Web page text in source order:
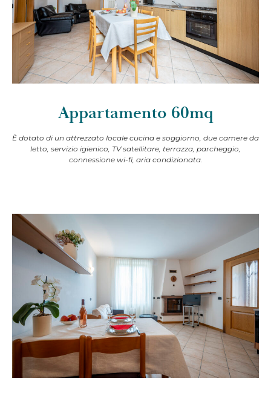
Appartamento 60mq
È dotato di un attrezzato locale cucina e soggiorno, due camere da
letto, servizio igienico, TV satellitare, terrazza, parcheggio,
connessione wi-fi, aria condizionata.